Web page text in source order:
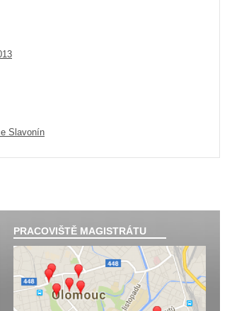
Slavonín
PRACOVIŠTĚ MAGISTRÁTU